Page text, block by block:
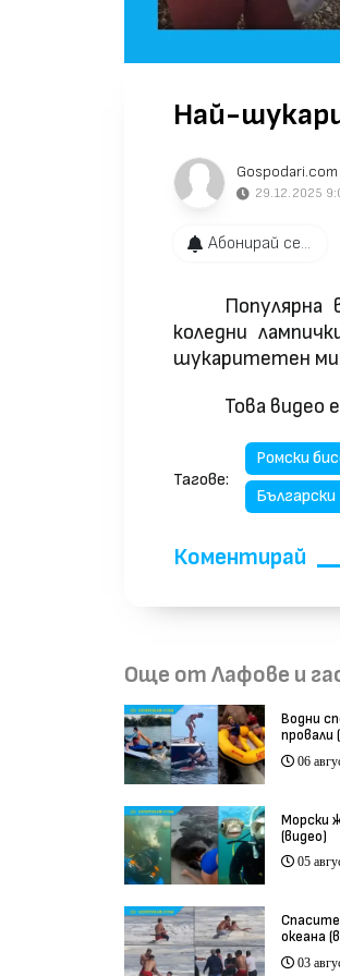
Най-
Gospodari.com
29.12.2025
Абонирай се...
коледни
шукаритетен
Това видео
Тагове:
Ромски
Български
Коментирай
Още от Лафове и
Водни
провали
06
Морски
(видео)
05
океана
03